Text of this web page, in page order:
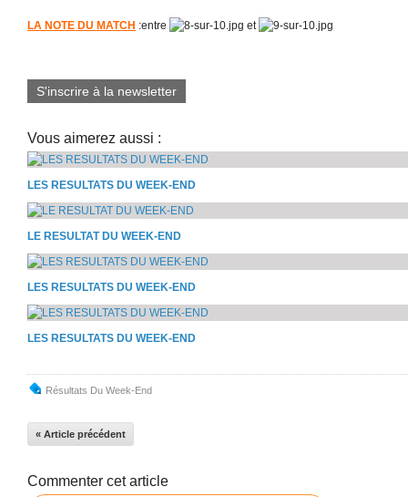
LA NOTE DU MATCH :entre et
S'inscrire à la newsletter
Vous aimerez aussi :
LES RESULTATS DU WEEK-END
LE RESULTAT DU WEEK-END
LES RESULTATS DU WEEK-END
LES RESULTATS DU WEEK-END
Résultats Du Week-End
« Article précédent
Commenter cet article